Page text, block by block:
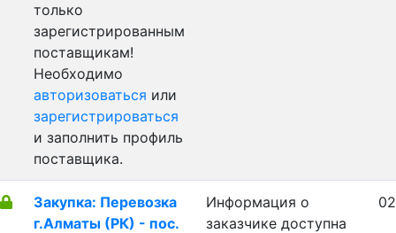
только
зарегистрированным
поставщикам!
Необходимо
авторизоваться или
зарегистрироваться
и заполнить профиль
поставщика.
Закупка: Перевозка
г.Алматы (РК) - пос.
Информация о
заказчике доступна